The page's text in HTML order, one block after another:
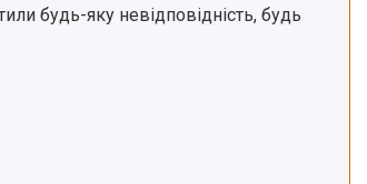
будь-яку невідповідність, будь